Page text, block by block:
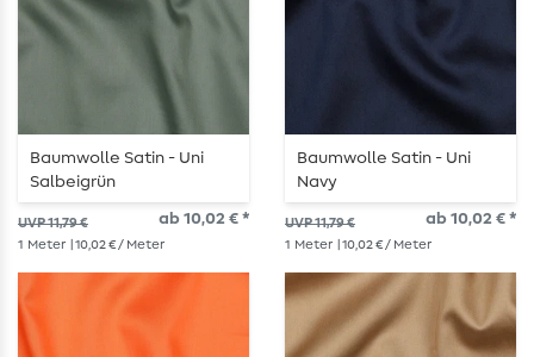
Baumwolle Satin - Uni
Salbeigrün
UVP 11,79 € ab 10,02 € *
1 Meter | 10,02 € / Meter
Baumwolle Satin - Uni
Navy
UVP 11,79 € ab 10,02 € *
1 Meter | 10,02 € / Meter